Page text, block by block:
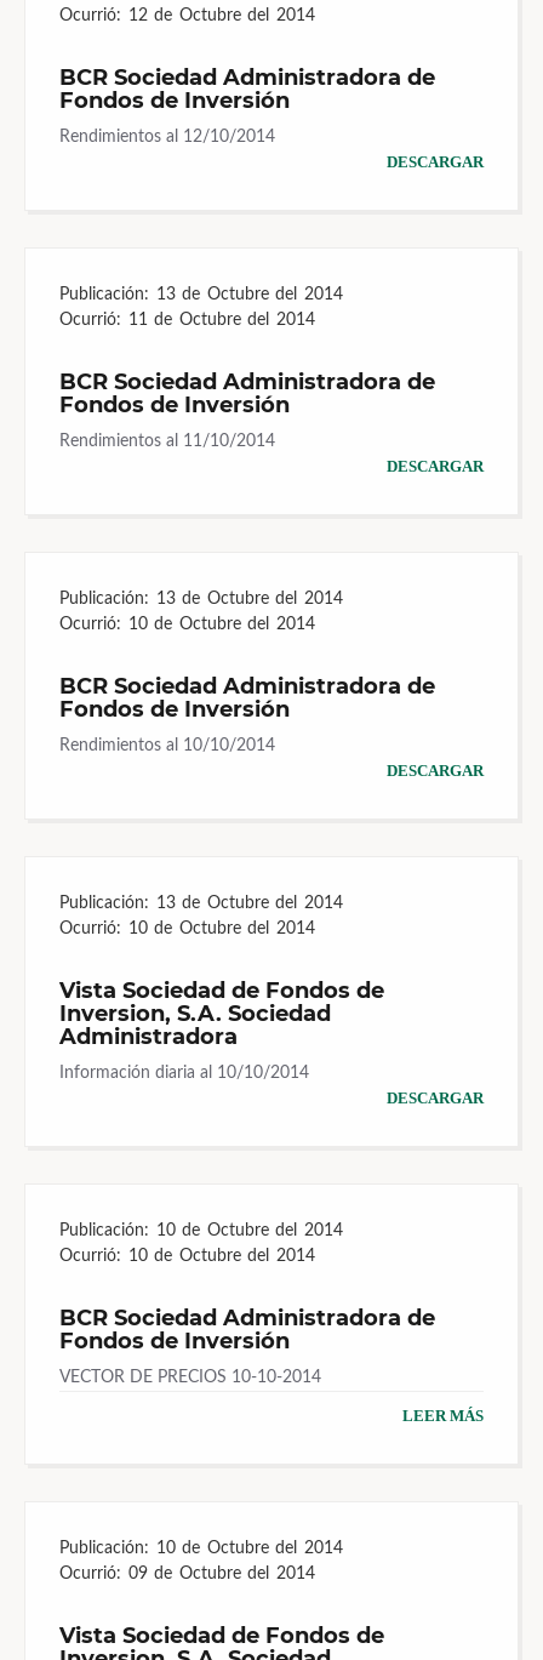
Ocurrió: 12 de Octubre del 2014
BCR Sociedad Administradora de
Fondos de Inversión
Rendimientos al 12/10/2014
DESCARGAR
Publicación: 13 de Octubre del 2014
Ocurrió: 11 de Octubre del 2014
BCR Sociedad Administradora de
Fondos de Inversión
Rendimientos al 11/10/2014
DESCARGAR
Publicación: 13 de Octubre del 2014
Ocurrió: 10 de Octubre del 2014
BCR Sociedad Administradora de
Fondos de Inversión
Rendimientos al 10/10/2014
DESCARGAR
Publicación: 13 de Octubre del 2014
Ocurrió: 10 de Octubre del 2014
Vista Sociedad de Fondos de
Inversion, S.A. Sociedad
Administradora
Información diaria al 10/10/2014
DESCARGAR
Publicación: 10 de Octubre del 2014
Ocurrió: 10 de Octubre del 2014
BCR Sociedad Administradora de
Fondos de Inversión
VECTOR DE PRECIOS 10-10-2014
LEER MÁS
Publicación: 10 de Octubre del 2014
Ocurrió: 09 de Octubre del 2014
Vista Sociedad de Fondos de